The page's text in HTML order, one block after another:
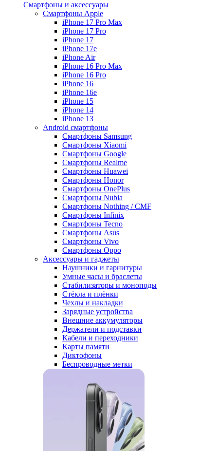
Смартфоны и аксессуары
Смартфоны Apple
iPhone 17 Pro Max
iPhone 17 Pro
iPhone 17
iPhone 17e
iPhone Air
iPhone 16 Pro Max
iPhone 16 Pro
iPhone 16
iPhone 16e
iPhone 15
iPhone 14
iPhone 13
Android cмартфоны
Смартфоны Samsung
Смартфоны Xiaomi
Смартфоны Google
Смартфоны Realme
Смартфоны Huawei
Смартфоны Honor
Смартфоны OnePlus
Смартфоны Nubia
Смартфоны Nothing / CMF
Смартфоны Infinix
Смартфоны Tecno
Смартфоны Asus
Смартфоны Vivo
Смартфоны Oppo
Аксессуары и гаджеты
Наушники и гарнитуры
Умные часы и браслеты
Стабилизаторы и моноподы
Стёкла и плёнки
Чехлы и накладки
Зарядные устройства
Внешние аккумуляторы
Держатели и подставки
Кабели и переходники
Карты памяти
Диктофоны
Беспроводные метки